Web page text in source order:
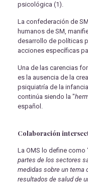
psicológica (1).
La confederación de
humanos de SM,
desarrollo de políticas
acciones específicas
Una de las carencias
es la ausencia de la
psiquiatría de la
continúa siendo la "
español.
Colaboración
La OMS lo define como
partes de los sectores
medidas sobre un tema
resultados de salud de